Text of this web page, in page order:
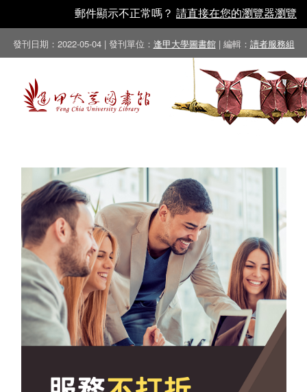
郵件顯示不正常嗎？ 請直接在您的瀏覽器瀏覽
發刊日期：2022-05-04 | 發刊單位： 逢甲大學圖書館| 編輯： 讀者服務組